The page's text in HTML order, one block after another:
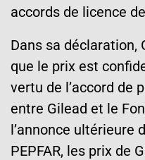
accords de licence de
Dans sa déclaration,
que le prix est
vertu de l’accord de
entre Gilead et le
l’annonce ultérieure
PEPFAR, les prix de